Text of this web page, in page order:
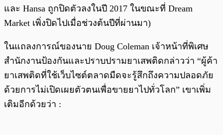
และ Hansa ถูกปิดตัวลงในปี 2017 ในขณะที่ Dream
Market เพิ่งปิดไปเมื่อช่วงต้นปีที่ผ่านมา)
ในแถลงการณ์ของนาย Doug Coleman เจ้าหน้าที่พิเศษ
สำนักงานป้องกันและปราบปรามยาเสพติดกล่าวว่า “ผู้ค้า
ยาเสพติดที่ใช้เว็บไซต์ตลาดมืดจะรู้สึกถึงความปลอดภัย
ด้วยการไม่เปิดเผยตัวตนเพื่อขายยาไปทั่วโลก” เขาเพิ่ม
เติมอีกด้วยว่า :